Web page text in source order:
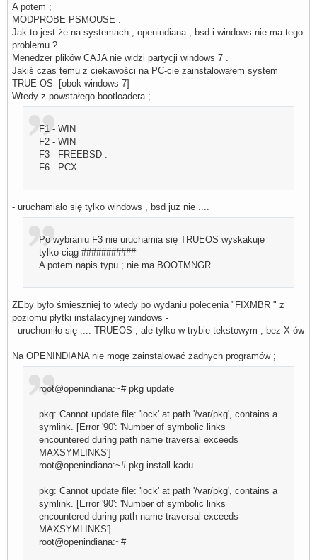
A potem ;
MODPROBE PSMOUSE .
Jak to jest że na systemach ; openindiana , bsd i windows nie ma tego
problemu ?
Menedżer plików CAJA nie widzi partycji windows 7 .
Jakiś czas temu z ciekawości na PC-cie zainstalowałem system
TRUE OS [obok windows 7]
Wtedy z powstałego bootloadera ;
F1 - WIN
F2 - WIN
F3 - FREEBSD .
F6 - PCX
- uruchamiało się tylko windows , bsd już nie ....
Po wybraniu F3 nie uruchamia się TRUEOS wyskakuje
tylko ciąg ###########
A potem napis typu ; nie ma BOOTMNGR
ŻEby było śmieszniej to wtedy po wydaniu polecenia "FIXMBR " z
poziomu płytki instalacyjnej windows -
- uruchomiło się .... TRUEOS , ale tylko w trybie tekstowym , bez X-ów
.....
Na OPENINDIANA nie mogę zainstalować żadnych programów ;
root@openindiana:~# pkg update
pkg: Cannot update file: 'lock' at path '/var/pkg', contains a
symlink. [Error '90': 'Number of symbolic links
encountered during path name traversal exceeds
MAXSYMLINKS']
root@openindiana:~# pkg install kadu
pkg: Cannot update file: 'lock' at path '/var/pkg', contains a
symlink. [Error '90': 'Number of symbolic links
encountered during path name traversal exceeds
MAXSYMLINKS']
root@openindiana:~#